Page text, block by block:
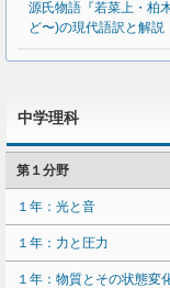
源氏物語『若菜上・柏
ど〜)の現代語訳と解説
中学理科
第１分野
１年：光と音
１年：力と圧力
１年：物質とその状態変